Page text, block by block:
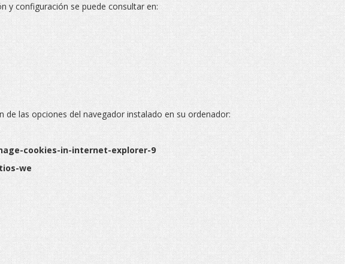
y configuración se puede consultar en:
las opciones del navegador instalado en su ordenador:
cookies-in-internet-explorer-9
we